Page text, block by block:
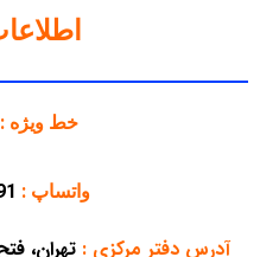
خط ویژه :
واتساپ :
آدرس دفتر مرکزی: